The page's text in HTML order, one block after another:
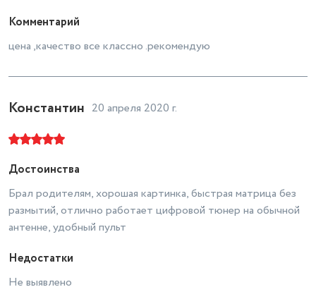
Комментарий
цена ,качество все классно .рекомендую
Константин 20 апреля 2020 г.
Достоинства
Брал родителям, хорошая картинка, быстрая матрица без
размытий, отлично работает цифровой тюнер на обычной
антенне, удобный пульт
Недостатки
Не выявлено